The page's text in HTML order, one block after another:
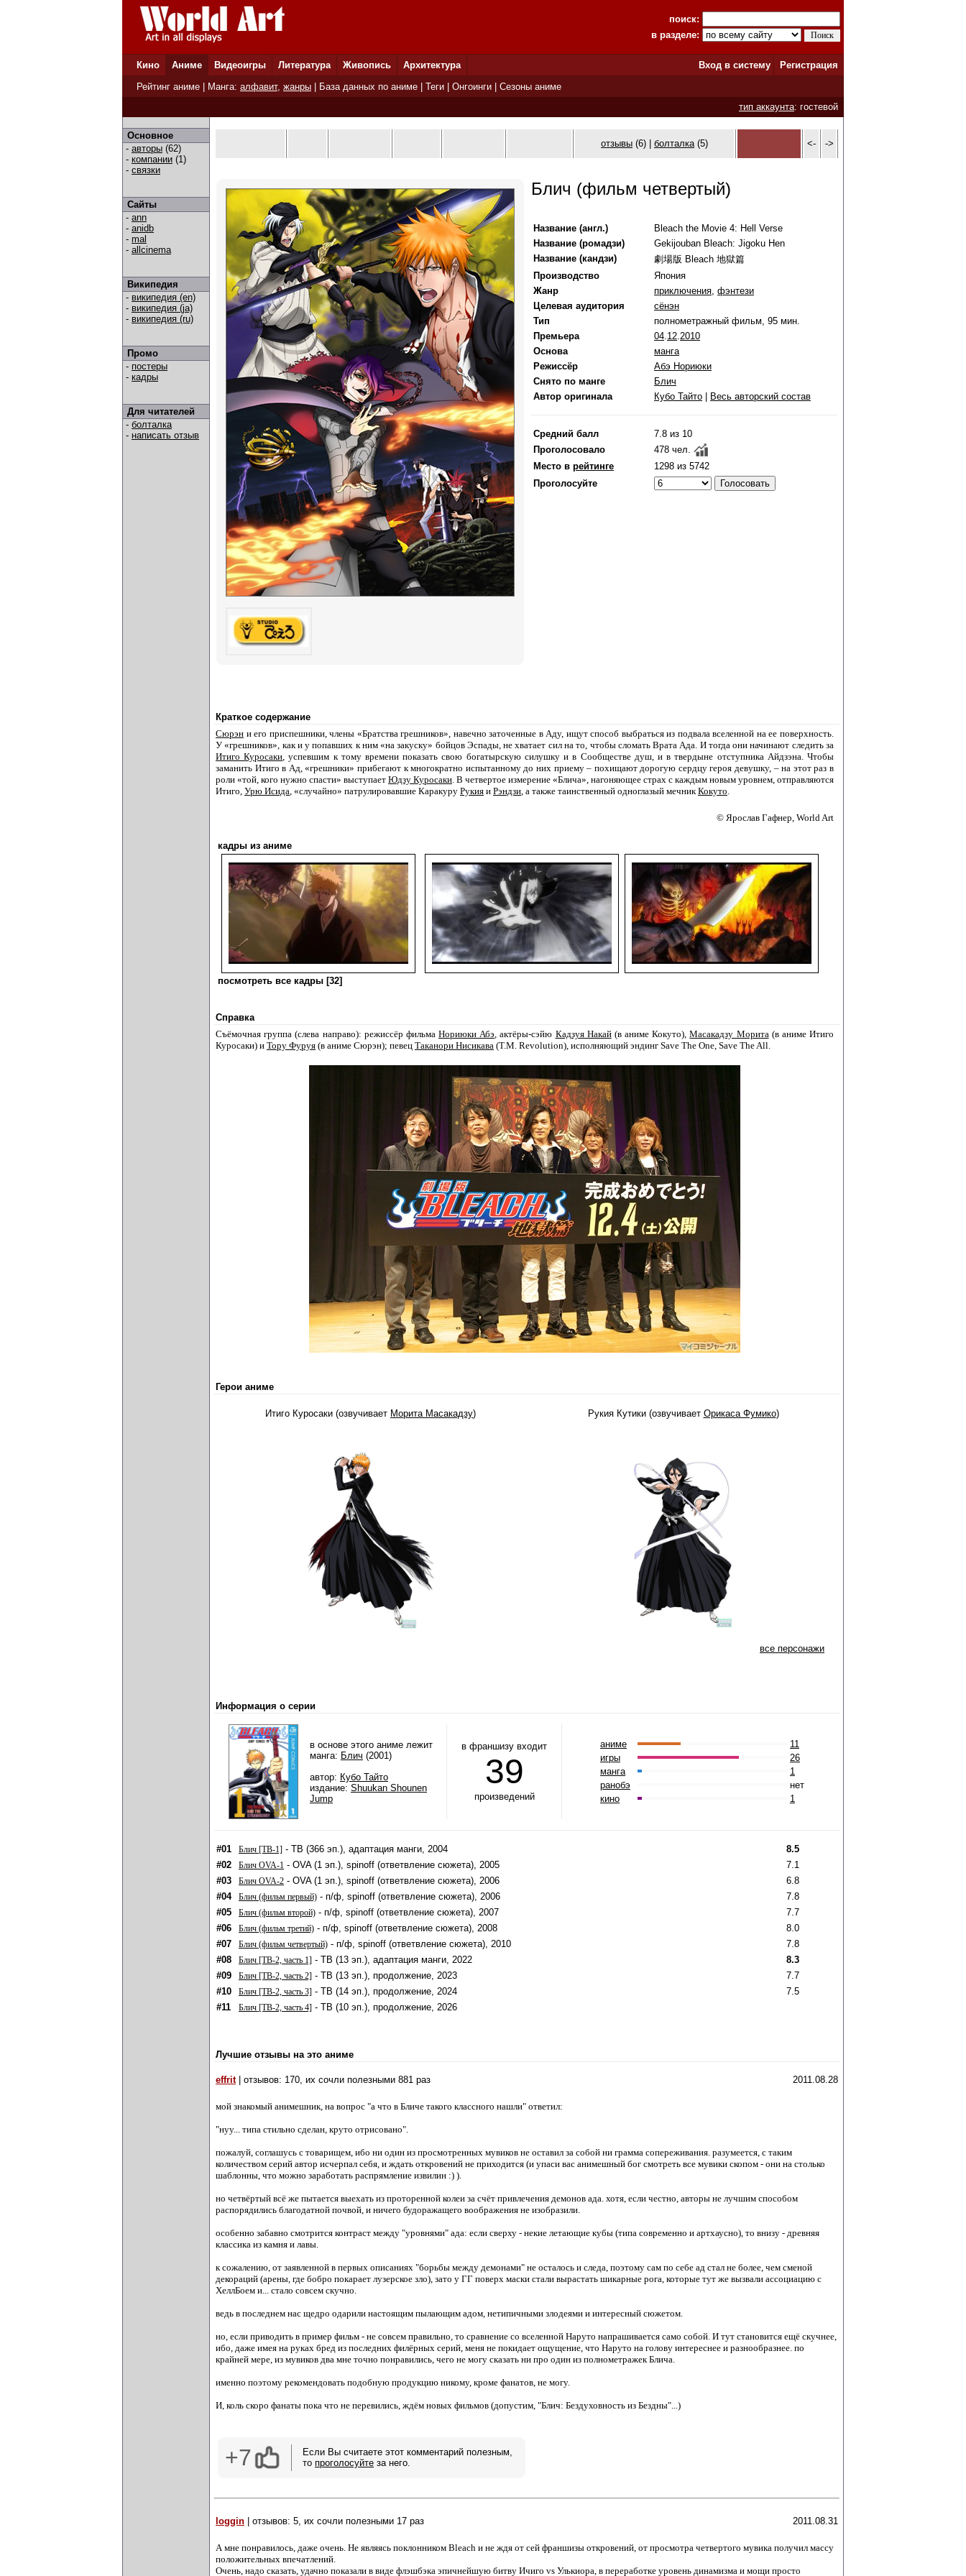
поиск:
в разделе:
Кино Аниме Видеоигры Литература Живопись Архитектура Вход в систему
Регистрация
Рейтинг аниме | Манга: алфавит, жанры База данных по аниме Теги Онгоинги
Сезоны аниме
тип аккаунта: гостевой
Основное
- авторы (62)
- компании (1)
- связки
Сайты
- ann
- anidb
- mal
- allcinema
Википедия
- википедия (en)
- википедия (ja)
- википедия (ru)
Промо
- постеры
- кадры
Для читателей
- болталка
- написать отзыв
отзывы (6) | болталка(5) <- ->
Блич (фильм четвертый)
Название (англ.)
Bleach the Movie 4: Hell Verse
Название (ромадзи)
Gekijouban Bleach: Jigoku Hen
Название (кандзи)
劇場版 Bleach 地獄篇
Производство
Япония
Жанр
приключения, фэнтези
Целевая аудитория
сёнэн
Тип
полнометражный фильм, 95 мин.
Премьера
04.12.2010
Основа
манга
Режиссёр
Абэ Нориюки
Снято по манге
Блич
Автор оригинала
Кубо Тайто Весь авторский состав
Средний балл
7.8 из 10
Проголосовало
478 чел.
Место в рейтинге
1298 из 5742
Проголосуйте
Краткое содержание
Сюрэн и его приспешники, члены «Братства грешников», навечно заточенные в Аду, ищут способ выбраться из подвала вселенной на ее поверхность.
У «грешников», как и у попавших к ним «на закуску» бойцов Эспады, не хватает сил на то, чтобы сломать Врата Ада. И тогда они начинают следить за
Итиго Куросаки, успевшим к тому времени показать свою богатырскую силушку и в Сообществе душ, и в твердыне отступника Айдзэна. Чтобы
заманить Итиго в Ад, «грешники» прибегают к многократно испытанному до них приему – похищают дорогую сердцу героя девушку, – на этот раз в
роли «той, кого нужно спасти» выступает Юдзу Куросаки. В четвертое измерение «Блича», нагоняющее страх с каждым новым уровнем, отправляются
Итиго, Урю Исида, «случайно» патрулировавшие Каракуру Рукия и Рэндзи, а также таинственный одноглазый мечникКокуто.
© Ярослав Гафнер, World Art
кадры из аниме
посмотреть все кадры [32]
Справка
Съёмочная группа (слева направо): режиссёр фильма Нориюки Абэ, актёры-сэйю Кадзуя Накай(в аниме Кокуто),Масакадзу Морита(в аниме Итиго
Куросаки) и Тору Фуруя (в аниме Сюрэн); певец Таканори Нисикава (T.M. Revolution), исполняющий эндинг Save The One, Save The All.
Герои аниме
Итиго Куросаки (озвучивает Морита Масакадзу) Рукия Кутики (озвучивает Орикаса Фумико)
все персонажи
Информация о серии
в основе этого аниме лежит
манга: Блич (2001)
автор: Кубо Тайто
издание: Shuukan Shounen
Jump
в франшизу входит
39
произведений
аниме
11
игры
26
манга
1
ранобэ
нет
кино
1
#01 Блич [ТВ-1] - ТВ (366 эп.), адаптация манги, 2004
8.5
#02
Блич OVA-1 - OVA (1 эп.), spinoff (ответвление сюжета), 2005
7.1
#03
Блич OVA-2 - OVA (1 эп.), spinoff (ответвление сюжета), 2006
6.8
#04
Блич (фильм первый) - п/ф, spinoff (ответвление сюжета), 2006
7.8
#05
Блич (фильм второй) - п/ф, spinoff (ответвление сюжета), 2007
7.7
#06
Блич (фильм третий) - п/ф, spinoff (ответвление сюжета), 2008
8.0
#07
Блич (фильм четвертый) - п/ф, spinoff (ответвление сюжета), 2010
7.8
#08
Блич [ТВ-2, часть 1] - ТВ (13 эп.), адаптация манги, 2022
8.3
#09
Блич [ТВ-2, часть 2] - ТВ (13 эп.), продолжение, 2023
7.7
#10
Блич [ТВ-2, часть 3] - ТВ (14 эп.), продолжение, 2024
7.5
#11
Блич [ТВ-2, часть 4] - ТВ (10 эп.), продолжение, 2026
Лучшие отзывы на это аниме
effrit| отзывов: 170, их сочли полезными 881 раз 2011.08.28
мой знакомый анимешник, на вопрос "а что в Бличе такого классного нашли" ответил:
"нуу... типа стильно сделан, круто отрисовано".
пожалуй, соглашусь с товарищем, ибо ни один из просмотренных мувиков не оставил за собой ни грамма сопереживания. разумеется, с таким
количеством серий автор исчерпал себя, и ждать откровений не приходится (и упаси вас анимешный бог смотреть все мувики скопом - они на столько
шаблонны, что можно заработать распрямление извилин :) ).
но четвёртый всё же пытается выехать из проторенной колеи за счёт привлечения демонов ада. хотя, если честно, авторы не лучшим способом
распорядились благодатной почвой, и ничего будоражащего воображения не изобразили.
особенно забавно смотрится контраст между "уровнями" ада: если сверху - некие летающие кубы (типа современно и артхаусно), то внизу - древняя
классика из камня и лавы.
к сожалению, от заявленной в первых описаниях "борьбы между демонами" не осталось и следа, поэтому сам по себе ад стал не более, чем сменой
декораций (арены, где бобро покарает лузерское зло), зато у ГГ поверх маски стали вырастать шикарные рога, которые тут же вызвали ассоциацию с
ХеллБоем и... стало совсем скучно.
ведь в последнем нас щедро одарили настоящим пылающим адом, нетипичными злодеями и интересный сюжетом.
но, если приводить в пример фильм - не совсем правильно, то сравнение со вселенной Наруто напрашивается само собой. И тут становится ещё скучнее,
ибо, даже имея на руках бред из последних филёрных серий, меня не покидает ощущение, что Наруто на голову интереснее и разнообразнее. по
крайней мере, из мувиков два мне точно понравились, чего не могу сказать ни про один из полнометражек Блича.
именно поэтому рекомендовать подобную продукцию никому, кроме фанатов, не могу.
И, коль скоро фанаты пока что не перевились, ждём новых фильмов (допустим, "Блич: Бездуховность из Бездны"...)
+7
Если Вы считаете этот комментарий полезным,
то проголосуйте за него.
loggin | отзывов: 5, их сочли полезными 17 раз 2011.08.31
А мне понравилось, даже очень. Не являясь поклонником Bleach и не ждя от сей франшизы откровений, от просмотра четвертого мувика получил массу
положительных впечатлений.
Очень, надо сказать, удачно показали в виде флэшбэка эпичнейшую битву Ичиго vs Улькиора, в переработке уровень динамизма и мощи просто